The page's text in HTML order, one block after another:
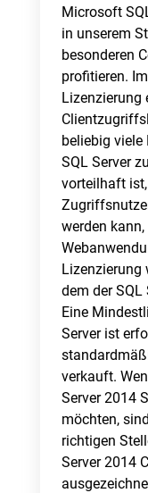
Microsoft
in unserem
besonderen
profitieren.
Lizenzierung
beliebig viele
SQL Server
vorteilhaft
werden
Lizenzierung
dem der
Eine
Server ist
verkauft.
Server 2014
möchten,
richtigen
Server 2014